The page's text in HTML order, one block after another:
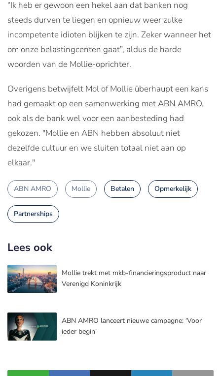
“Ik heb er gewoon een hekel aan dat banken nog
steeds durven te liegen en opnieuw weer zulke
incompetente idioten blijken te zijn. Zeker wanneer het
om onze belastingcenten gaat”, aldus de harde
woorden van de Mollie-oprichter.
Overigens betwijfelt Mol of Mollie überhaupt een kans
had gemaakt op een samenwerking met ABN AMRO,
ook als de bank wel voor een aanbesteding had
gekozen. "Mollie en ABN hebben absoluut niet
dezelfde cultuur en we sluiten totaal niet aan op
elkaar."
ABN AMRO Mollie Betalen Opmerkelijk
Partnerships
Lees ook
Mollie trekt met mkb-financieringsproduct naar
Verenigd Koninkrijk
ABN AMRO lanceert nieuwe campagne: ‘Voor
ieder begin’